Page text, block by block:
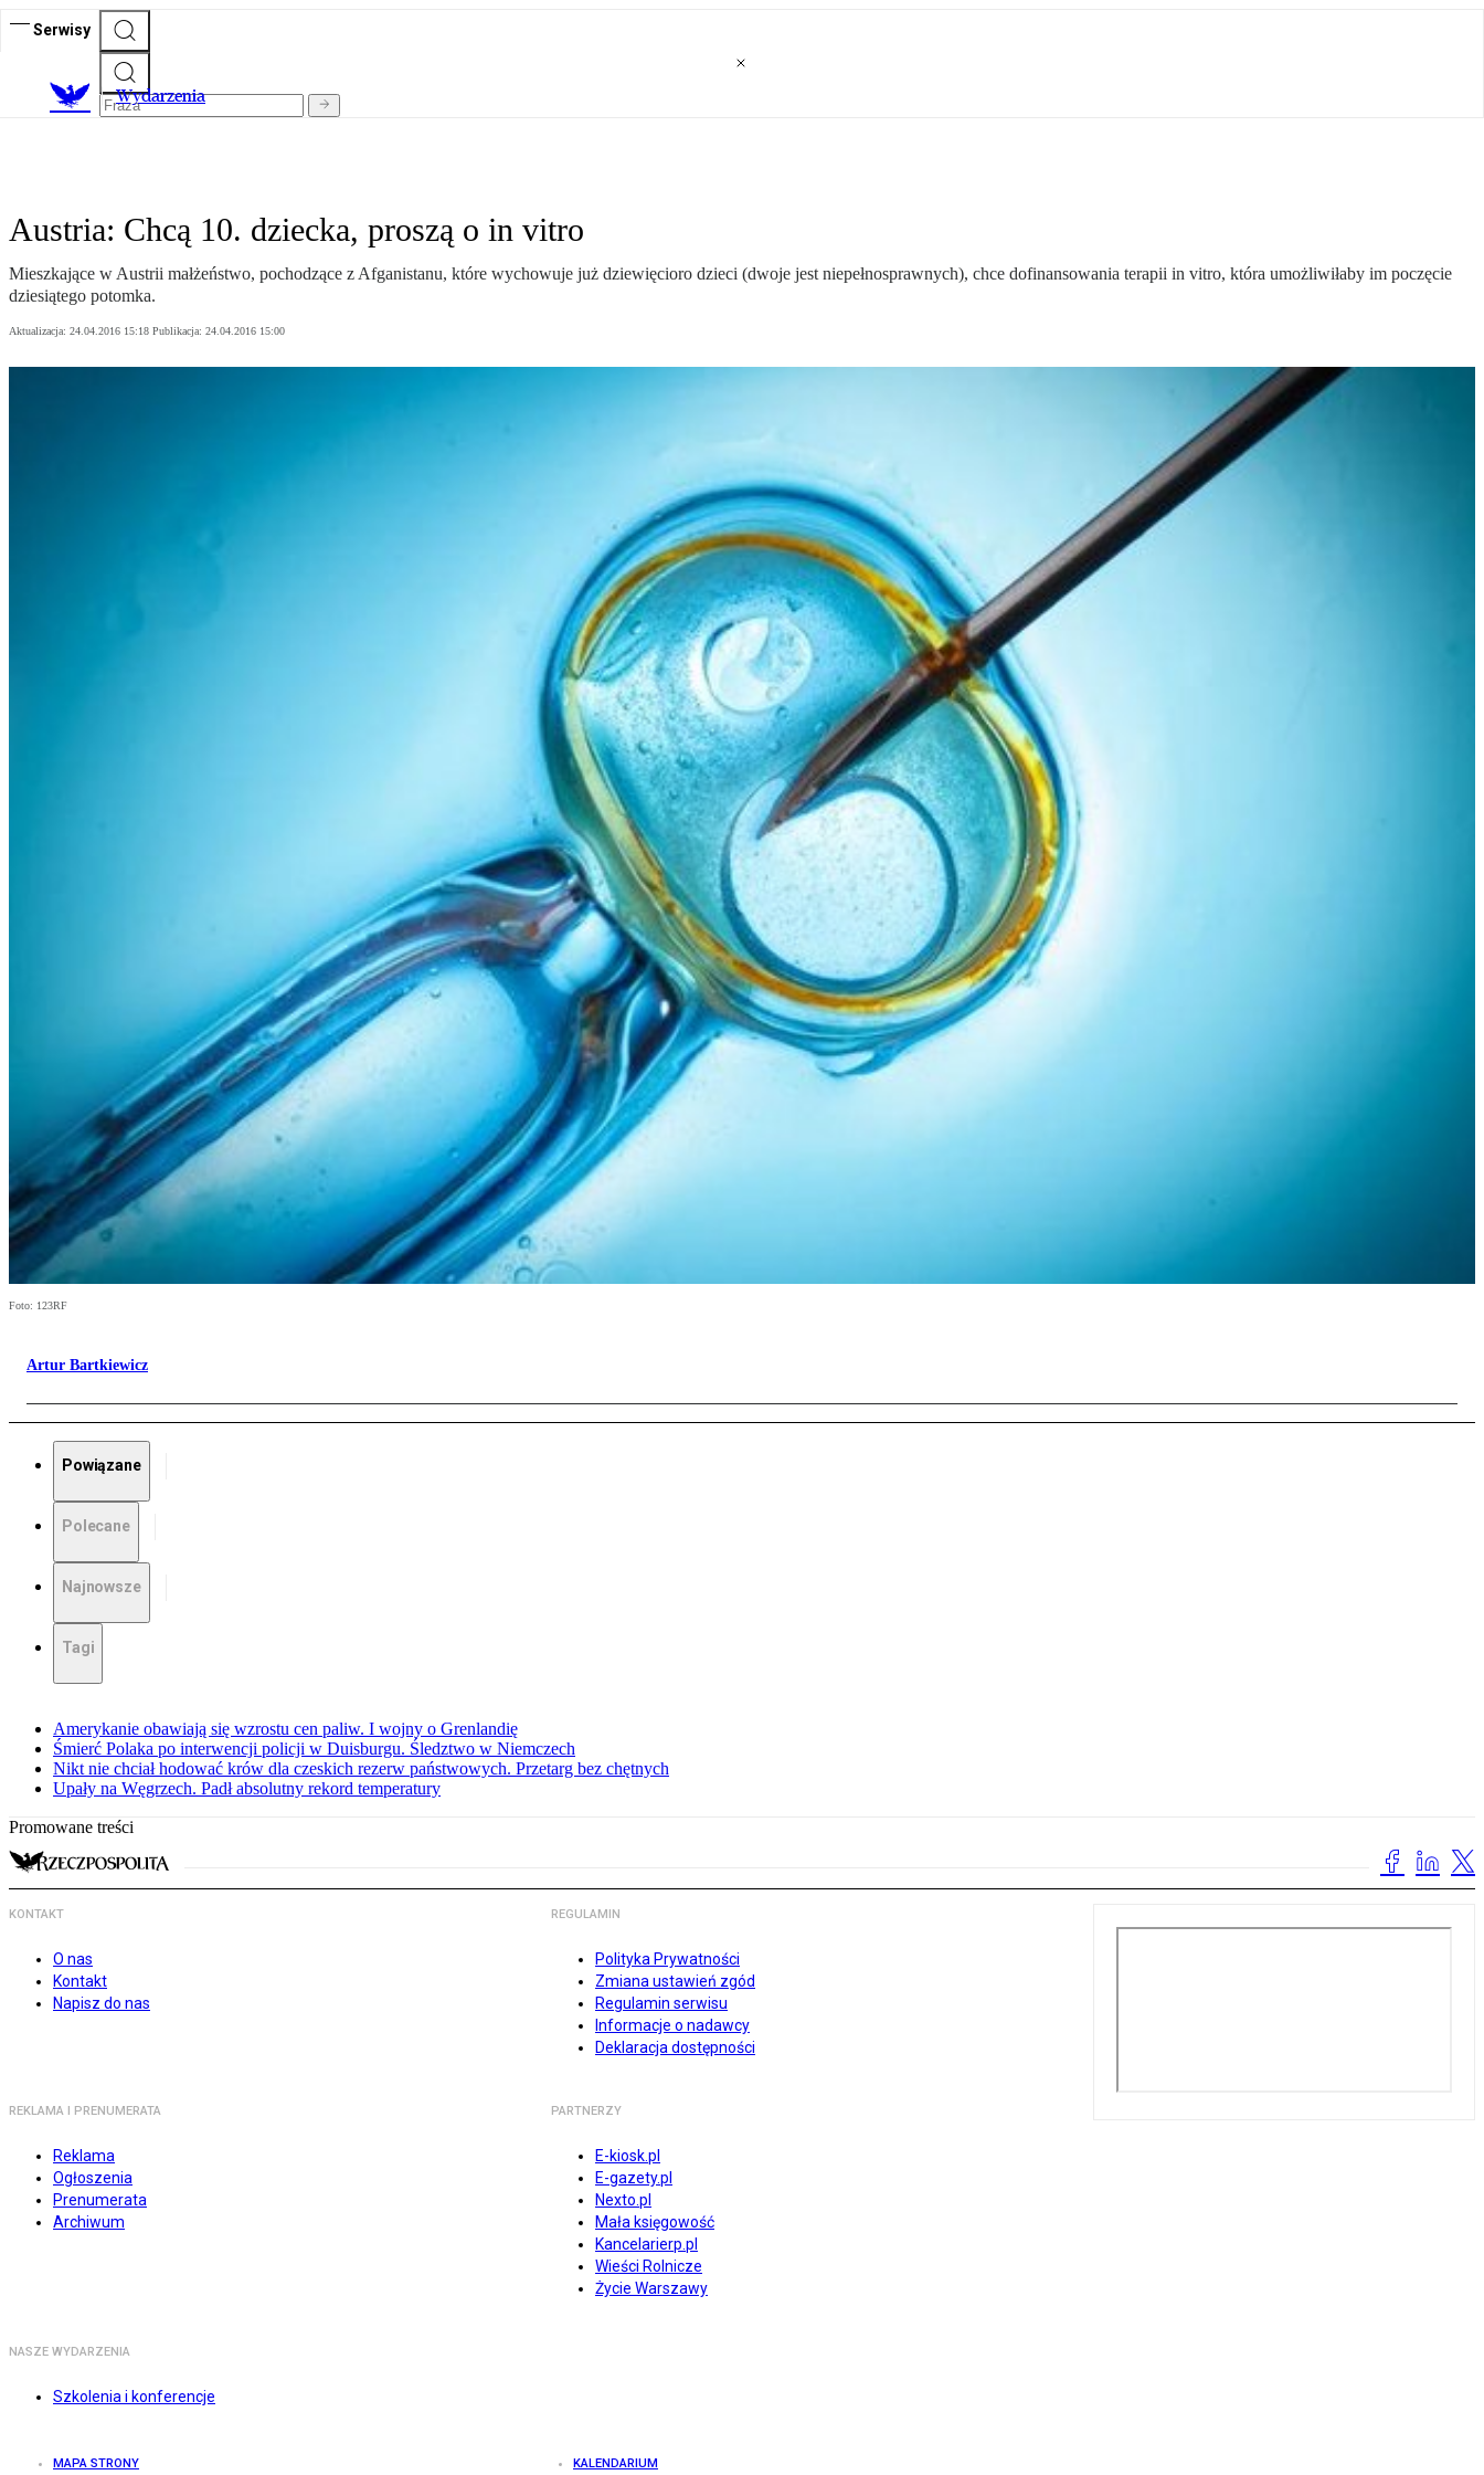
Serwisy
Wydarzenia
Austria: Chcą 10. dziecka, proszą o in vitro
Mieszkające w Austrii małżeństwo, pochodzące z Afganistanu, które wychowuje już dziewięcioro dzieci (dwoje jest niepełnosprawnych), chce dofinansowania terapii in vitro, która umożliwiłaby im poczęcie
dziesiątego potomka.
Aktualizacja: 24.04.2016 15:18 Publikacja: 24.04.2016 15:00
Foto: 123RF
Artur Bartkiewicz
Powiązane
Polecane
Najnowsze
Tagi
Amerykanie obawiają się wzrostu cen paliw. I wojny o Grenlandię
Śmierć Polaka po interwencji policji w Duisburgu. Śledztwo w Niemczech
Nikt nie chciał hodować krów dla czeskich rezerw państwowych. Przetarg bez chętnych
Upały na Węgrzech. Padł absolutny rekord temperatury
Promowane treści
KONTAKT
O nas
Kontakt
Napisz do nas
REGULAMIN
Polityka Prywatności
Zmiana ustawień zgód
Regulamin serwisu
Informacje o nadawcy
Deklaracja dostępności
REKLAMA I PRENUMERATA
Reklama
Ogłoszenia
Prenumerata
Archiwum
PARTNERZY
E-kiosk.pl
E-gazety.pl
Nexto.pl
Mała księgowość
Kancelarierp.pl
Wieści Rolnicze
Życie Warszawy
NASZE WYDARZENIA
Szkolenia i konferencje
MAPA STRONY KALENDARIUM